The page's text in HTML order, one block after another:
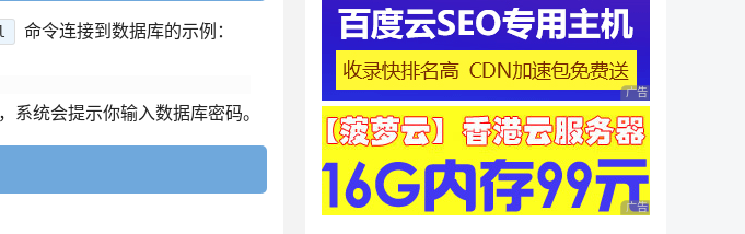
命令连接到数据库的示例：
系统会提示你输入数据库密码。
广告 商业广告，理性
广告 商业广告，理性